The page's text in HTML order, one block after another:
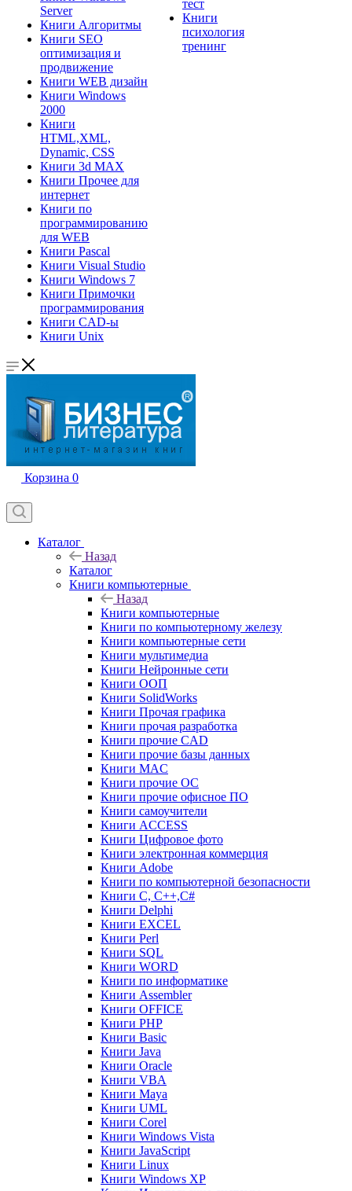
Server
Книги Алгоритмы
Книги SEO
оптимизация и
продвижение
Книги WEB дизайн
Книги Windows
2000
Книги
HTML,XML,
Dynamic, CSS
Книги 3d MAX
Книги Прочее для
интернет
Книги по
программированию
для WEB
Книги Pascal
Книги Visual Studio
Книги Windows 7
Книги Примочки
программирования
Книги CAD-ы
Книги Unix
тест
Книги
психология
тренинг
Корзина 0
Каталог
Назад
Каталог
Книги компьютерные
Назад
Книги компьютерные
Книги по компьютерному железу
Книги компьютерные сети
Книги мультимедиа
Книги Нейронные сети
Книги ООП
Книги SolidWorks
Книги Прочая графика
Книги прочая разработка
Книги прочие CAD
Книги прочие базы данных
Книги MAC
Книги прочие ОС
Книги прочие офисное ПО
Книги самоучители
Книги ACCESS
Книги Цифровое фото
Книги электронная коммерция
Книги Adobe
Книги по компьютерной безопасности
Книги C, C++,С#
Книги Delphi
Книги EXCEL
Книги Perl
Книги SQL
Книги WORD
Книги по информатике
Книги Assembler
Книги OFFICE
Книги PHP
Книги Basic
Книги Java
Книги Oracle
Книги VBA
Книги Maya
Книги UML
Книги Corel
Книги Windows Vista
Книги JavaScript
Книги Linux
Книги Windows XP